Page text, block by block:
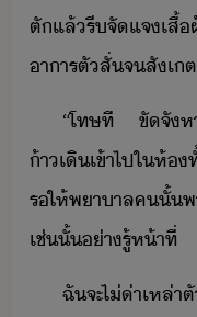
ตั​แล้​รี​จัแจ​เสื้
าาร​ตัสั่​จ​สัเ
“​โทษ​ที​ ​ขัจัห
้าเิ​เข้าไป​ใ​ห้​
ร​ให้​พาาล​ค​ั้​พ
เช่ั้​่า​รู้​ห้าที่
ฉั​จะ​ไ่​่า​เห